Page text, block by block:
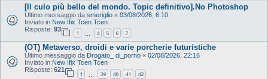
[Il culo più bello del mondo. Topic definitivo].No Photoshop
Ultimo messaggio da smeriglio « 03/08/2026, 6:10
Inviato in New Ifix Tcen Tcen
Risposte: 93
1 4 5 6 7
(OT) Metaverso, droidi e varie porcherie futuristiche
Ultimo messaggio da Drogato_ di_porno « 02/08/2026, 22:16
Inviato in New Ifix Tcen Tcen
Risposte: 621
1 39 40 41 42